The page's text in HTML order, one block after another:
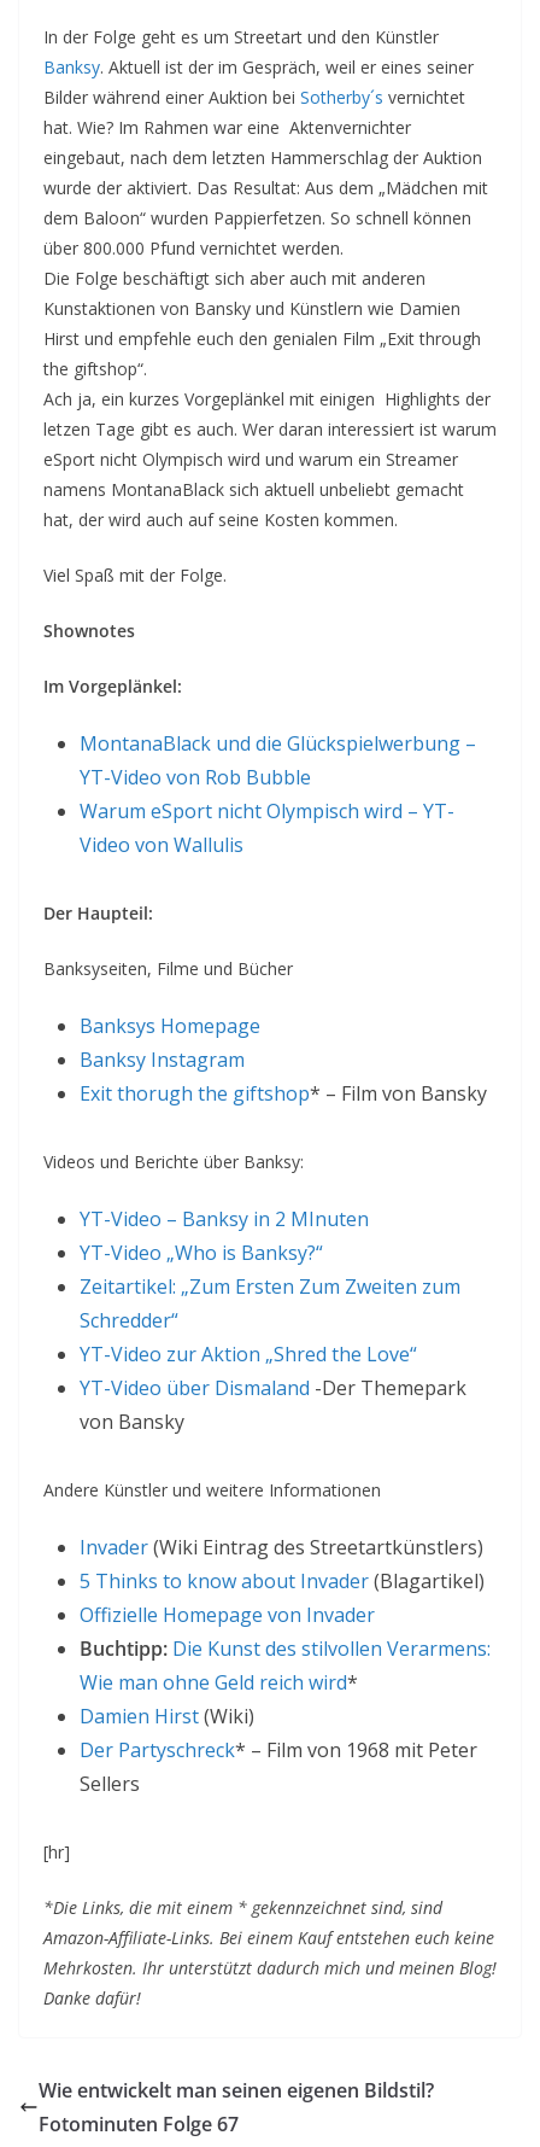
In der Folge geht es um Streetart und den Künstler
Banksy. Aktuell ist der im Gespräch, weil er eines seiner
Bilder während einer Auktion bei Sotherby´s vernichtet
hat. Wie? Im Rahmen war eine Aktenvernichter
eingebaut, nach dem letzten Hammerschlag der Auktion
wurde der aktiviert. Das Resultat: Aus dem „Mädchen mit
dem Baloon“ wurden Pappierfetzen. So schnell können
über 800.000 Pfund vernichtet werden.
Die Folge beschäftigt sich aber auch mit anderen
Kunstaktionen von Bansky und Künstlern wie Damien
Hirst und empfehle euch den genialen Film „Exit through
the giftshop“.
Ach ja, ein kurzes Vorgeplänkel mit einigen Highlights der
letzen Tage gibt es auch. Wer daran interessiert ist warum
eSport nicht Olympisch wird und warum ein Streamer
namens MontanaBlack sich aktuell unbeliebt gemacht
hat, der wird auch auf seine Kosten kommen.
Viel Spaß mit der Folge.
Shownotes
Im Vorgeplänkel:
MontanaBlack und die Glückspielwerbung –
YT-Video von Rob Bubble
Warum eSport nicht Olympisch wird – YT-
Video von Wallulis
Der Haupteil:
Banksyseiten, Filme und Bücher
Banksys Homepage
Banksy Instagram
Exit thorugh the giftshop* – Film von Bansky
Videos und Berichte über Banksy:
YT-Video – Banksy in 2 MInuten
YT-Video „Who is Banksy?“
Zeitartikel: „Zum Ersten Zum Zweiten zum
Schredder“
YT-Video zur Aktion „Shred the Love“
YT-Video über Dismaland -Der Themepark
von Bansky
Andere Künstler und weitere Informationen
Invader(Wiki Eintrag des Streetartkünstlers)
5 Thinks to know about Invader(Blagartikel)
Offizielle Homepage von Invader
Buchtipp: Die Kunst des stilvollen Verarmens:
Wie man ohne Geld reich wird*
Damien Hirst(Wiki)
Der Partyschreck* – Film von 1968 mit Peter
Sellers
[hr]
*Die Links, die mit einem * gekennzeichnet sind, sind
Amazon-Affiliate-Links. Bei einem Kauf entstehen euch keine
Mehrkosten. Ihr unterstützt dadurch mich und meinen Blog!
Danke dafür!
Wie entwickelt man seinen eigenen Bildstil?
Fotominuten Folge 67